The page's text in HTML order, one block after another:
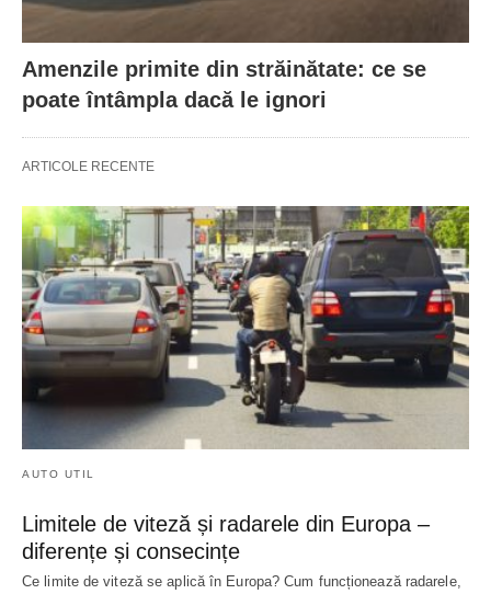
Amenzile primite din străinătate: ce se
poate întâmpla dacă le ignori
ARTICOLE RECENTE
AUTO UTIL
Limitele de viteză și radarele din Europa –
diferențe și consecințe
Ce limite de viteză se aplică în Europa? Cum funcționează radarele,